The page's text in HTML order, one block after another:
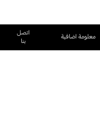
معلومة اضافية
اتصل
بنا